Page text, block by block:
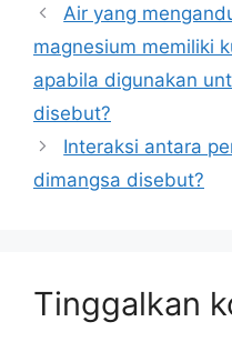
Air yang
magnesium memiliki
apabila digunakan
disebut?
Interaksi antara
dimangsa disebut?
Tinggalkan